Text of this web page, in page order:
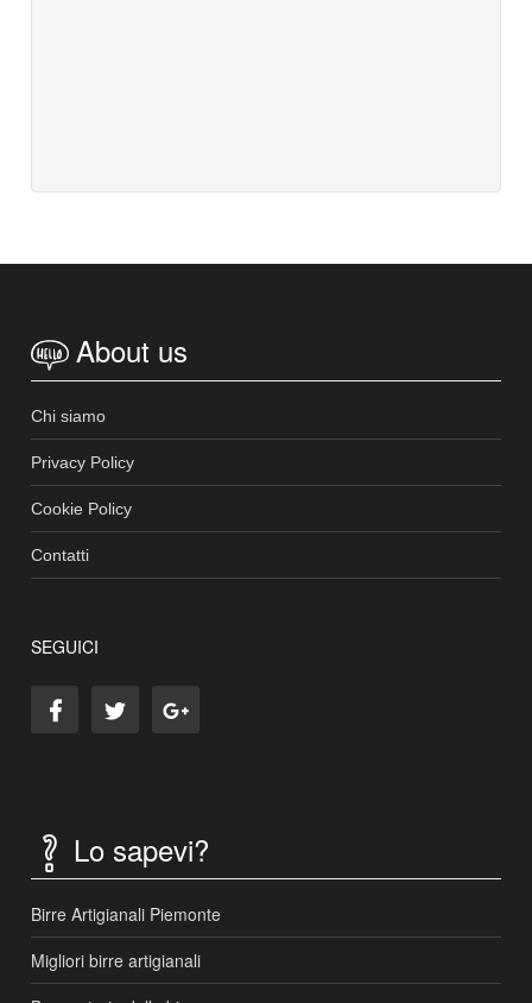
About us
Chi siamo
Privacy Policy
Cookie Policy
Contatti
SEGUICI
Lo sapevi?
Birre Artigianali Piemonte
Migliori birre artigianali